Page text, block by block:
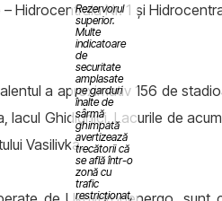
Hidrocentrala Nr. 1 și
a aproximativ 156 de
lacul Ghidighici. Lacurile de
Vasilivka.
Rezervorul
superior.
Multe
indicatoare
de
securitate
amplasate
pe garduri
înalte de
sârmă
ghimpată
avertizează
trecătorii că
se află într-o
zonă cu
trafic
restricționat,